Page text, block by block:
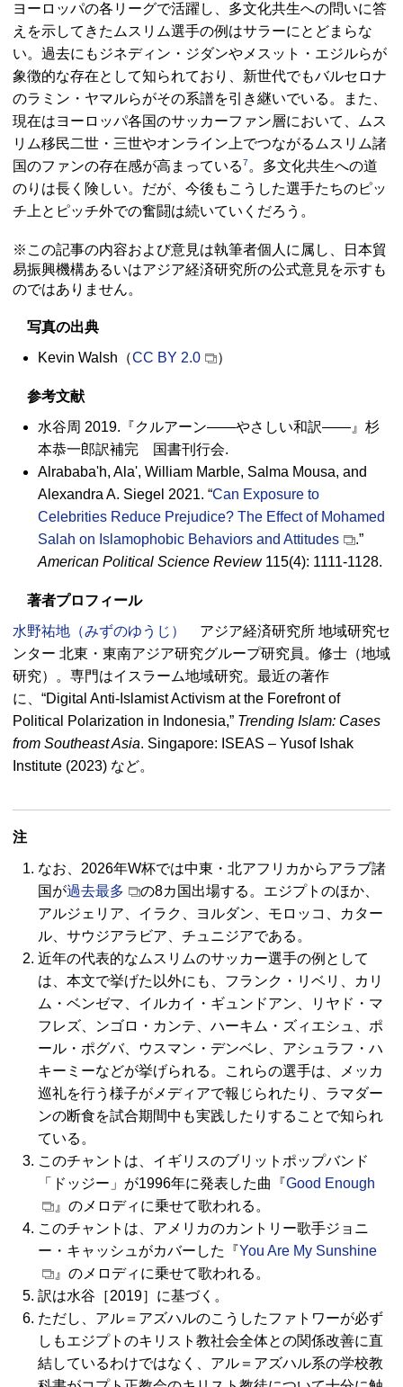
ヨーロッパの各リーグで活躍し、多文化共生への問いに答
えを示してきたムスリム選手の例はサラーにとどまらな
い。過去にもジネディン・ジダンやメスット・エジルらが
象徴的な存在として知られており、新世代でもバルセロナ
のラミン・ヤマルらがその系譜を引き継いでいる。また、
現在はヨーロッパ各国のサッカーファン層において、ムス
リム移民二世・三世やオンライン上でつながるムスリム諸
国のファンの存在感が高まっている7 。多文化共生への道
のりは長く険しい。だが、今後もこうした選手たちのピッ
チ上とピッチ外での奮闘は続いていくだろう。
※この記事の内容および意見は執筆者個人に属し、日本貿
易振興機構あるいはアジア経済研究所の公式意見を示すも
のではありません。
写真の出典
Kevin Walsh（CC BY 2.0 ）
参考文献
水谷周 2019.『クルアーン――やさしい和訳――』杉
本恭一郎訳補完 国書刊行会.
Alrababa'h, Ala', William Marble, Salma Mousa, and
Alexandra A. Siegel 2021. “Can Exposure to
Celebrities Reduce Prejudice? The Effect of Mohamed
Salah on Islamophobic Behaviors and Attitudes
.”
American Political Science Review115(4): 1111-1128.
著者プロフィール
水野祐地（みずのゆうじ）
アジア経済研究所 地域研究セ
ンター 北東・東南アジア研究グループ研究員。修士（地域
研究）。専門はイスラーム地域研究。最近の著作
に、 “Digital Anti-Islamist Activism at the Forefront of
Political Polarization in Indonesia,” Trending Islam: Cases
from Southeast Asia. Singapore: ISEAS – Yusof Ishak
Institute (2023) など。
注
なお、2026年W杯では中東・北アフリカからアラブ諸
国が過去最多
の8カ国出場する。エジプトのほか、
アルジェリア、イラク、ヨルダン、モロッコ、カター
ル、サウジアラビア、チュニジアである。
近年の代表的なムスリムのサッカー選手の例として
は、本文で挙げた以外にも、フランク・リベリ、カリ
ム・ベンゼマ、イルカイ・ギュンドアン、リヤド・マ
フレズ、ンゴロ・カンテ、ハーキム・ズィエシュ、ポ
ール・ポグバ、ウスマン・デンベレ、アシュラフ・ハ
キーミーなどが挙げられる。これらの選手は、メッカ
巡礼を行う様子がメディアで報じられたり、ラマダー
ンの断食を試合期間中も実践したりすることで知られ
ている。
このチャントは、イギリスのブリットポップバンド
「ドッジー」が1996年に発表した曲『Good Enough
』のメロディに乗せて歌われる。
このチャントは、アメリカのカントリー歌手ジョニ
ー・キャッシュがカバーした『You Are My Sunshine
』のメロディに乗せて歌われる。
訳は水谷［2019］に基づく。
ただし、アル＝アズハルのこうしたファトワーが必ず
しもエジプトのキリスト教社会全体との関係改善に直
結しているわけではなく、アル＝アズハル系の学校教